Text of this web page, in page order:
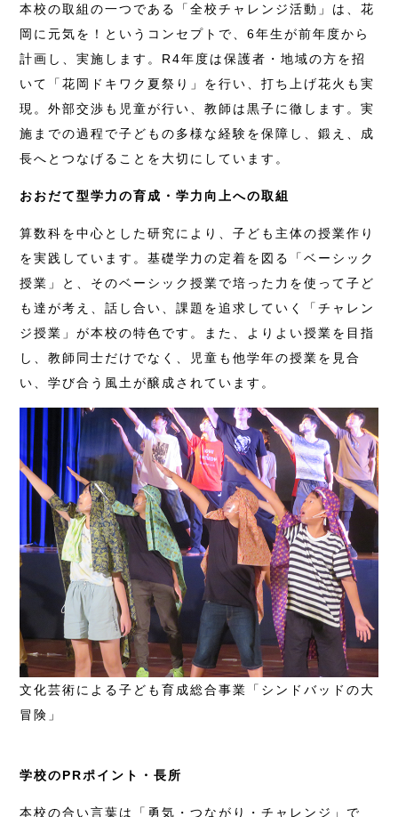
本校の取組の一つである「全校チャレンジ活動」は、花
岡に元気を！というコンセプトで、6年生が前年度から
計画し、実施します。R4年度は保護者・地域の方を招
いて「花岡ドキワク夏祭り」を行い、打ち上げ花火も実
現。外部交渉も児童が行い、教師は黒子に徹します。実
施までの過程で子どもの多様な経験を保障し、鍛え、成
長へとつなげることを大切にしています。
おおだて型学力の育成・学力向上への取組
算数科を中心とした研究により、子ども主体の授業作り
を実践しています。基礎学力の定着を図る「ベーシック
授業」と、そのベーシック授業で培った力を使って子ど
も達が考え、話し合い、課題を追求していく「チャレン
ジ授業」が本校の特色です。また、よりよい授業を目指
し、教師同士だけでなく、児童も他学年の授業を見合
い、学び合う風土が醸成されています。
文化芸術による子ども育成総合事業「シンドバッドの大
冒険」
学校のPRポイント・長所
本校の合い言葉は「勇気・つながり・チャレンジ」で